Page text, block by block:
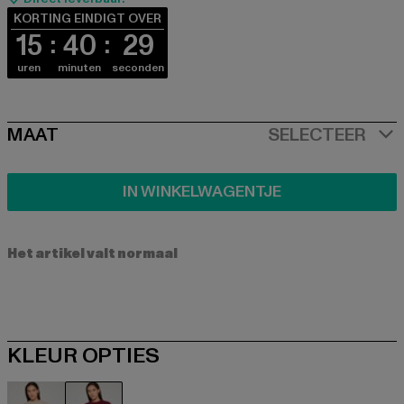
KORTING EINDIGT OVER
15
uren
40
minuten
28
seconden
SIZE
MAAT SELECTEER
IN WINKELWAGENTJE
Het artikel valt normaal
KLEUR OPTIES